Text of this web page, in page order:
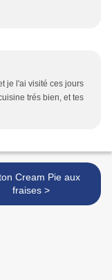
je l'ai visité ces jours
trés bien, et tes
Cream Pie aux
fraises >